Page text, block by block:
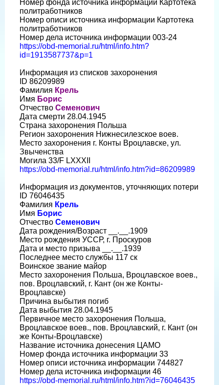
Номер фонда источника информации Картотека
политработников
Номер описи источника информации Картотека
политработников
Номер дела источника информации 003-24
https://obd-memorial.ru/html/info.htm?
id=1913587737&p=1
Информация из списков захоронения
ID 86209989
Фамилия Крель
Имя Борис
Отчество Семенович
Дата смерти 28.04.1945
Страна захоронения Польша
Регион захоронения Нижнесилезское воев.
Место захоронения г. Конты Вроцлавске, ул.
Звыченства
Могила 33/F LXXXII
https://obd-memorial.ru/html/info.htm?id=86209989
Информация из документов, уточняющих потери
ID 76046435
Фамилия Крель
Имя Борис
Отчество Семенович
Дата рождения/Возраст __.__.1909
Место рождения УССР, г. Проскуров
Дата и место призыва __.__.1939
Последнее место службы 117 ск
Воинское звание майор
Место захоронения Польша, Вроцлавское воев.,
пов. Вроцлавский, г. Кант (он же Конты-
Вроцлавске)
Причина выбытия погиб
Дата выбытия 28.04.1945
Первичное место захоронения Польша,
Вроцлавское воев., пов. Вроцлавский, г. Кант (он
же Конты-Вроцлавске)
Название источника донесения ЦАМО
Номер фонда источника информации 33
Номер описи источника информации 744827
Номер дела источника информации 46
https://obd-memorial.ru/html/info.htm?id=76046435